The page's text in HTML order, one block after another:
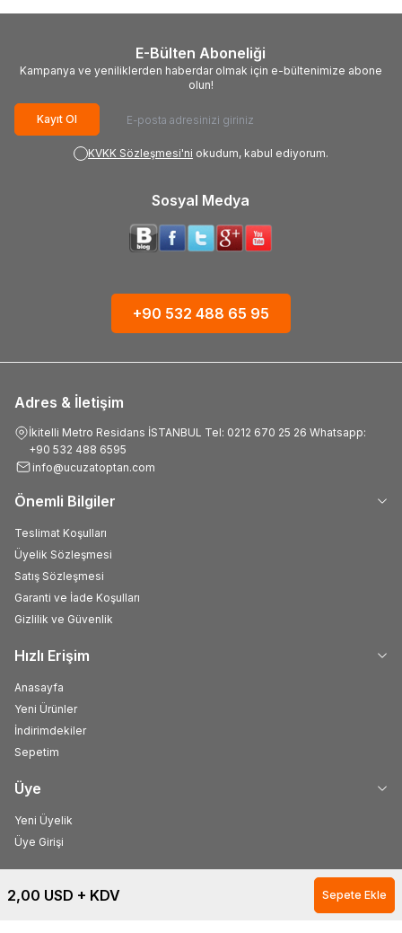
2,00 USD + KDV Sepete Ekle
E-Bülten Aboneliği
Kampanya ve yeniliklerden haberdar olmak için e-bültenimize abone
olun!
Kayıt Ol
KVKK Sözleşmesi'ni okudum, kabul ediyorum.
Sosyal Medya
+90 532 488 65 95
Adres & İletişim
İkitelli Metro Residans İSTANBUL Tel: 0212 670 25 26 Whatsapp:
+90 532 488 6595
info@ucuzatoptan.com
Önemli Bilgiler
Teslimat Koşulları
Üyelik Sözleşmesi
Satış Sözleşmesi
Garanti ve İade Koşulları
Gizlilik ve Güvenlik
Hızlı Erişim
Anasayfa
Yeni Ürünler
İndirimdekiler
Sepetim
Üye
Yeni Üyelik
Üye Girişi